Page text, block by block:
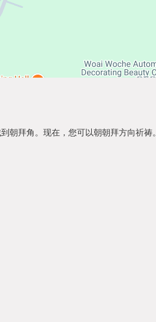
朝拜角。现在，您可以朝朝拜方向祈祷。